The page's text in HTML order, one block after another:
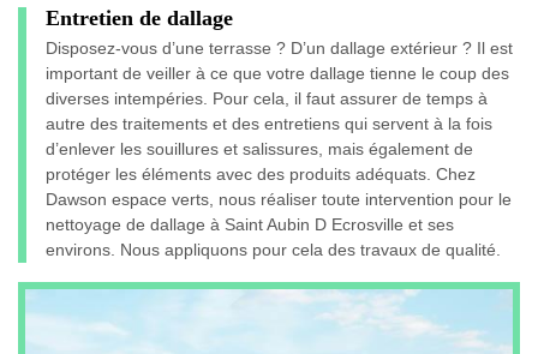
Entretien de dallage
Disposez-vous d’une terrasse ? D’un dallage extérieur ? Il est
important de veiller à ce que votre dallage tienne le coup des
diverses intempéries. Pour cela, il faut assurer de temps à
autre des traitements et des entretiens qui servent à la fois
d’enlever les souillures et salissures, mais également de
protéger les éléments avec des produits adéquats. Chez
Dawson espace verts, nous réaliser toute intervention pour le
nettoyage de dallage à Saint Aubin D Ecrosville et ses
environs. Nous appliquons pour cela des travaux de qualité.